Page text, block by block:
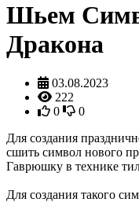
Шьем
Дракона
03.08.2023
222
0
0
Для создания
сшить символ нового
Гаврюшку в технике
Для создания такого